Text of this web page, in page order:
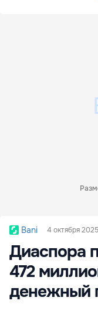
Bani 4 октября
Диаспора
472
денежный